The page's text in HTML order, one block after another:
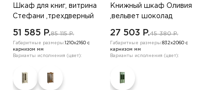
Шкаф для книг, витрина
Стефани ,трехдверный
51 585 P.85 115 P.
Габаритные размеры: 1210х2160 с
карнизом мм
Варианты исполнения (цвет):
Книжный шкаф Оливия
,вельвет шоколад
27 503 P.45 380 P.
Габаритные размеры:832х2060 с
карнизом мм
Варианты исполнения (цвет):